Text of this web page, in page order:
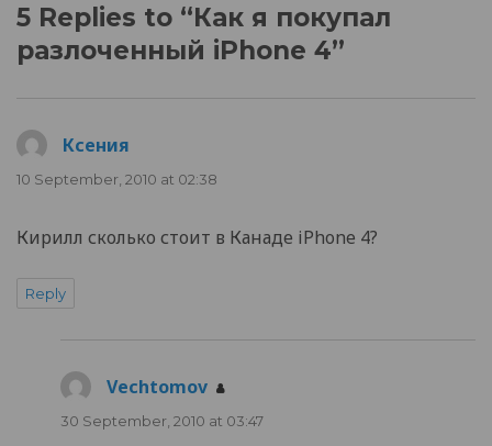
5 Replies to “Как я покупал
разлоченный iPhone 4”
Ксения
10 September, 2010 at 02:38
Кирилл сколько стоит в Канаде iPhone 4?
Reply
Vechtomov says:
30 September, 2010 at 03:47